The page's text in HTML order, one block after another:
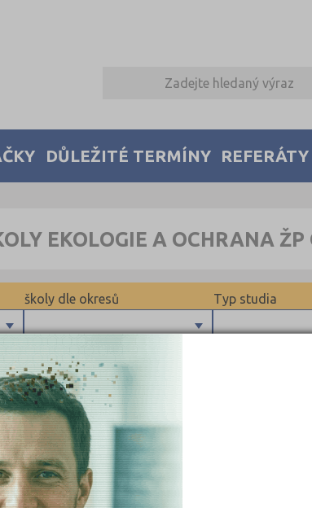
DŮLEŽITÉ TERMÍNY
EKOLOGIE A OCHRANA ŽP
Typ studia
školy dle okresů
Beroun (1)
Brno-venkov (1)
Česká Lípa (1)
Děčín (1)
Hodonín (1)
Hradec Králové (1)
ZÁZNAMY, PŘEFORMULUJTE PROSÍM